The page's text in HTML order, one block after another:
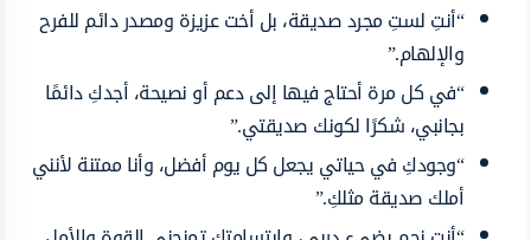
“أنتِ لستِ مجرد صديقة، بل أخت عزيزة ومصدر دائم للفرح
والإلهام.”
“في كل مرة أحتاج فيها إلى دعم أو نصيحة، أجدكِ دائمًا
بجانبي، شكرًا لكونك صديقتي.”
“وجودكِ في حياتي يجعل كل يوم أفضل، وأنا ممتنة لأنني
أملك صديقة مثلكِ.”